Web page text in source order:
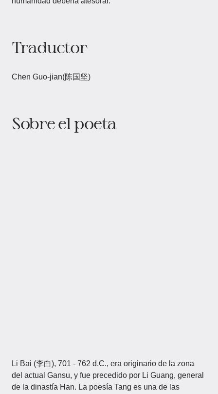
Traductor
Chen Guo-jian(陈国坚)
Sobre el poeta
Li Bai (李白), 701 - 762 d.C., era originario de la zona
del actual Gansu, y fue precedido por Li Guang, general
de la dinastía Han. La poesía Tang es una de las